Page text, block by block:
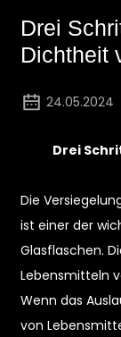
Drei
Dichtheit
24.05.2024
Drei
Die
ist einer der
Glasflaschen.
Lebensmitteln
Wenn das
von